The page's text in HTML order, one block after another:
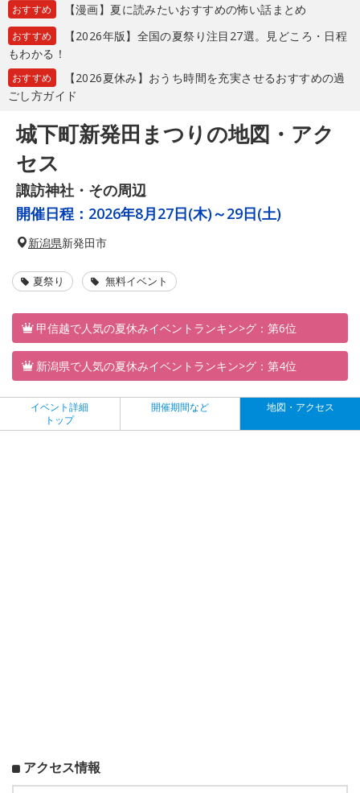
おすすめ 【漫画】夏に読みたいおすすめの怖い話まとめ
おすすめ
【2026年版】全国の夏祭り注目27選。見どころ・日程
もわかる！
おすすめ
【2026夏休み】おうち時間を充実させるおすすめの過
ごし方ガイド
城下町新発田まつりの地図・アク
セス
諏訪神社・その周辺
開催日程： 2026年8月27日(木)～29日(土)
新潟県新発田市
夏祭り 無料イベント
甲信越で人気の夏休みイベントランキン>グ：第6位
新潟県で人気の夏休みイベントランキン>グ：第4位
イベント詳細
トップ
開催期間など 地図・アクセス
アクセス情報